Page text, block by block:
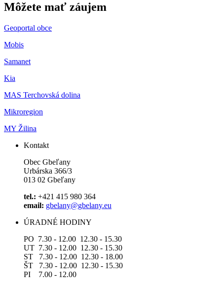
Môžete mať záujem
Geoportal obce
Mobis
Samanet
Kia
MAS Terchovská dolina
Mikroregion
MY Žilina
Kontakt
Obec Gbeľany
Urbárska 366/3
013 02 Gbeľany
tel.: +421 415 980 364
email: gbelany@gbelany.eu
ÚRADNÉ HODINY
PO 7.30 - 12.00 12.30 - 15.30
UT 7.30 - 12.00 12.30 - 15.30
ST 7.30 - 12.00 12.30 - 18.00
ŠT 7.30 - 12.00 12.30 - 15.30
PI 7.00 - 12.00